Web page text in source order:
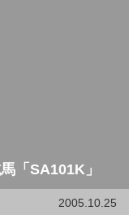
「SA101K」
2005.10.25